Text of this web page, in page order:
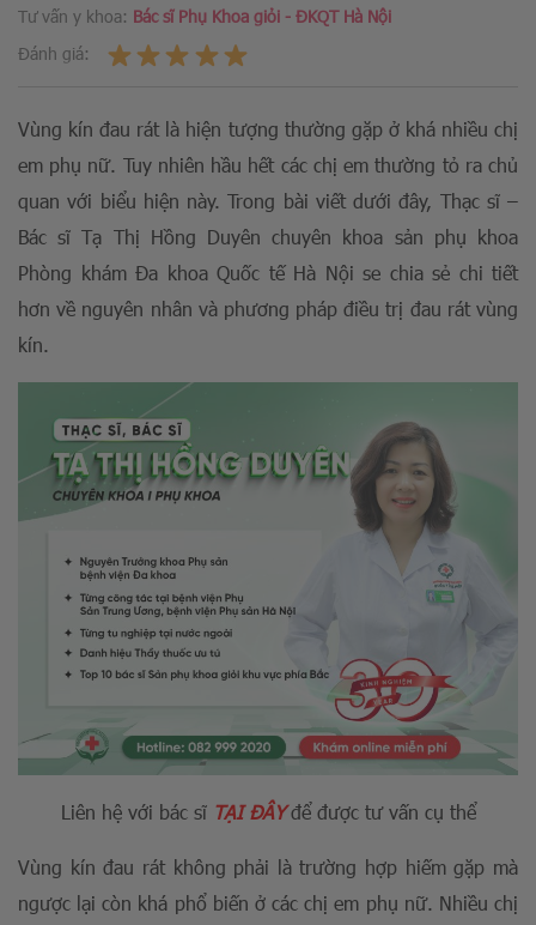
Tư vấn y khoa: Bác sĩ Phụ Khoa giỏi - ĐKQT Hà Nội
Đánh giá:
Vùng kín đau rát là hiện tượng thường gặp ở khá nhiều chị
em phụ nữ. Tuy nhiên hầu hết các chị em thường tỏ ra chủ
quan với biểu hiện này. Trong bài viết dưới đây, Thạc sĩ –
Bác sĩ Tạ Thị Hồng Duyên chuyên khoa sản phụ khoa
Phòng khám Đa khoa Quốc tế Hà Nội se chia sẻ chi tiết
hơn về nguyên nhân và phương pháp điều trị đau rát vùng
kín.
Liên hệ với bác sĩ TẠI ĐÂYđể được tư vấn cụ thể
Vùng kín đau rát không phải là trường hợp hiếm gặp mà
ngược lại còn khá phổ biến ở các chị em phụ nữ. Nhiều chị